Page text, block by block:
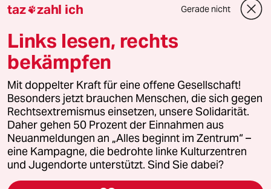
Downloads für Abonnierende
© 2026 taz Verlags und Vertriebs GmbH
Alle Rechte vorbehalten. Bei rechtlichen Fragen oder für Genehmigungen
wenden Sie sich bitte an
lizenzen@taz.de
Feedback Redaktionsstatut Kommune-Richtlinien
Leitlinie Informant Datenschutz Impressum AGB
taz zahl ich Gerade nicht
Links lesen, rechts
bekämpfen
Mit doppelter Kraft für eine offene Gesellschaft!
Besonders jetzt brauchen Menschen, die sich gegen
Rechtsextremismus einsetzen, unsere Solidarität.
Daher gehen 50 Prozent der Einnahmen aus
Neuanmeldungen an „Alles beginnt im Zentrum“ –
eine Kampagne, die bedrohte linke Kulturzentren
und Jugendorte unterstützt. Sind Sie dabei?